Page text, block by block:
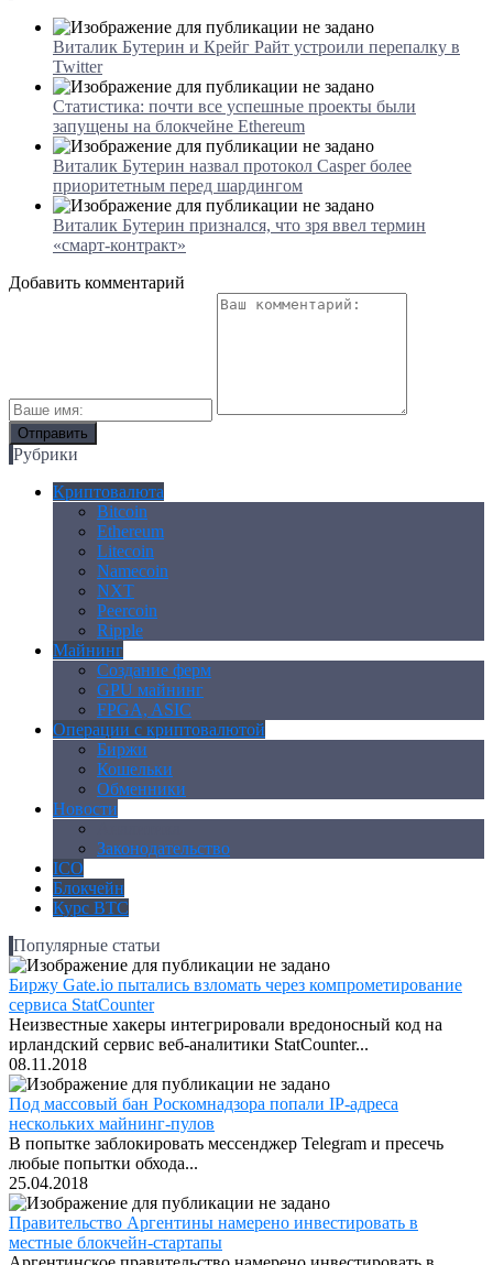
Виталик Бутерин и Крейг Райт устроили перепалку в
Twitter
Статистика: почти все успешные проекты были
запущены на блокчейне Ethereum
Виталик Бутерин назвал протокол Casper более
приоритетным перед шардингом
Виталик Бутерин признался, что зря ввел термин
«смарт-контракт»
Добавить комментарий
Рубрики
Криптовалюта
Bitcoin
Ethereum
Litecoin
Namecoin
NXT
Peercoin
Ripple
Майнинг
Создание ферм
GPU майнинг
FPGA, ASIC
Операции с криптовалютой
Биржи
Кошельки
Обменники
Новости
Законодательство
ICO
Блокчейн
Курс BTC
Популярные статьи
Биржу Gate.io пытались взломать через компрометирование
сервиса StatCounter
Неизвестные хакеры интегрировали вредоносный код на
ирландский сервис веб-аналитики StatCounter...
08.11.2018
Под массовый бан Роскомнадзора попали IP-адреса
нескольких майнинг-пулов
В попытке заблокировать мессенджер Telegram и пресечь
любые попытки обхода...
25.04.2018
Правительство Аргентины намерено инвестировать в
местные блокчейн-стартапы